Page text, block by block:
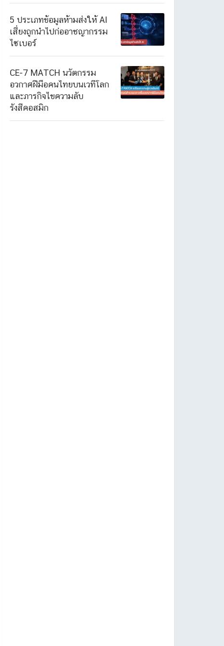
5 ประเภทข้อมูลห้ามส่งให้ AI
เสี่ยงถูกนำไปก่ออาชญากรรม
ไซเบอร์
CE-7 MATCH นวัตกรรม
อวกาศฝีมือคนไทยบนเวทีโลก
และภารกิจไขความลับ
รังสีคอสมิก